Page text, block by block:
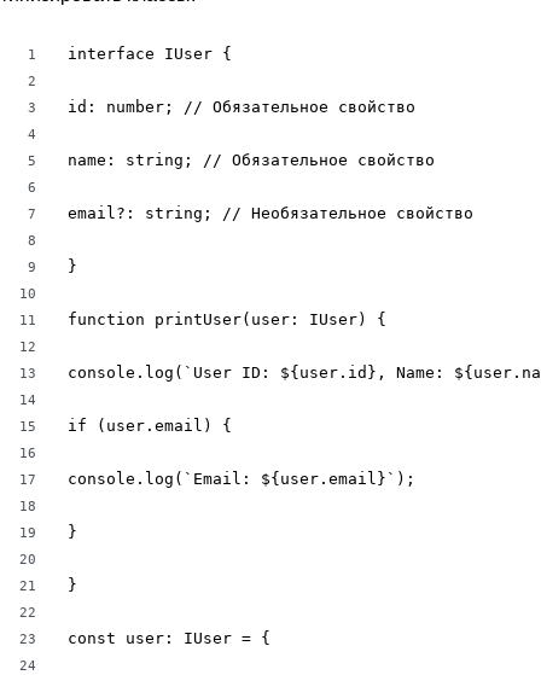
1
2
3
4
5
6
7
8
9
10
11
12
13
14
15
16
17
18
19
20
21
22
23
24
interface IUser {
id: number; // Обязательное свойство
name: string; // Обязательное свойство
email?: string; // Необязательное свойство
}
function printUser(user: IUser) {
console.log(`User ID: ${user.id}, Name:
if (user.email) {
console.log(`Email: ${user.email}`);
}
}
const user: IUser = {